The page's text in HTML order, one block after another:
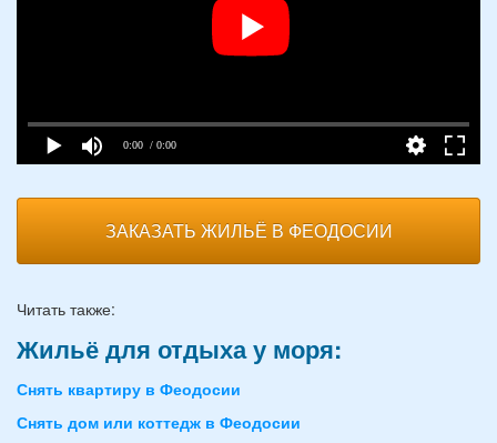
0:00 / 0:00
ЗАКАЗАТЬ ЖИЛЬЁ В ФЕОДОСИИ
Читать также:
Жильё для отдыха у моря:
Снять квартиру в Феодосии
Снять дом или коттедж в Феодосии